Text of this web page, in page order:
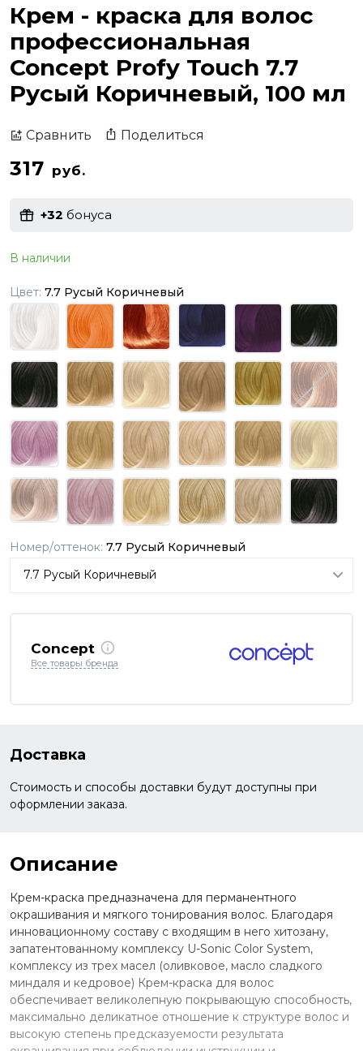
Крем - краска для волос
профессиональная
Concept Profy Touch 7.7
Русый Коричневый, 100 мл
Сравнить Поделиться
317 руб.
+32 бонуса
В наличии
Цвет: 7.7 Русый Коричневый
Номер/оттенок: 7.7 Русый Коричневый
Concept
Все товары бренда
Доставка
Стоимость и способы доставки будут доступны при
оформлении заказа.
Описание
Крем-краска предназначена для перманентного
окрашивания и мягкого тонирования волос. Благодаря
инновационному составу с входящим в него хитозану,
запатентованному комплексу U-Sonic Color System,
комплексу из трех масел (оливковое, масло сладкого
миндаля и кедровое) Крем-краска для волос
обеспечивает великолепную покрывающую способность,
максимально деликатное отношение к структуре волос и
высокую степень предсказуемости результата